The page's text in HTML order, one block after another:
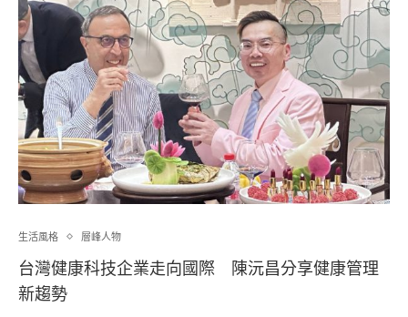
生活風格 層峰⼈物
台灣健康科技企業走向國際 陳沅昌分享健康管理
新趨勢